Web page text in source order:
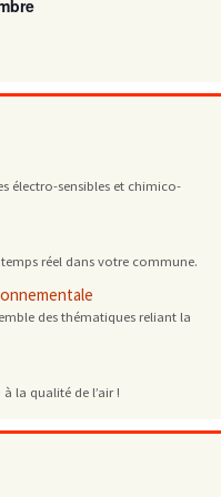
électro-sensibles et chimico-
temps réel dans votre commune.
des thématiques reliant la
la qualité de l’air !